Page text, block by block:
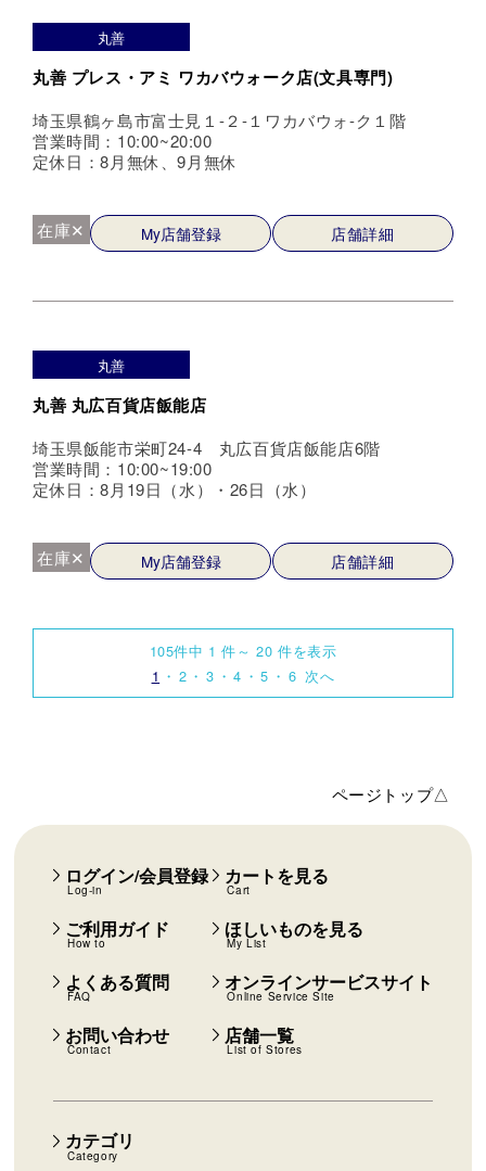
丸善
丸善 プレス・アミ ワカバウォーク店(文具専門)
埼玉県鶴ヶ島市富士見１-２-１ワカバウォ-ク１階
営業時間：10:00~20:00
定休日：8月無休、9月無休
在庫✕ My店舗登録 店舗詳細
丸善
丸善 丸広百貨店飯能店
埼玉県飯能市栄町24-4 丸広百貨店飯能店6階
営業時間：10:00~19:00
定休日：8月19日（水）・26日（水）
在庫✕ My店舗登録 店舗詳細
105件中 1 件～ 20 件を表示
1
2 3 4 5 6 次へ
ページトップ△
カテゴリ
Category
ログイン/会員登録
Log-in
カートを見る
Cart
ご利用ガイド
How to
ほしいものを見る
My List
よくある質問
FAQ
オンラインサービスサイト
Online Service Site
お問い合わせ
Contact
店舗一覧
List of Stores